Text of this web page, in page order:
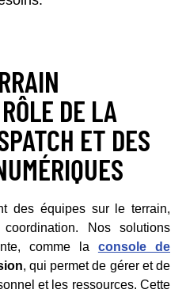
DE LA
ET DES
des équipes sur le terrain,
Nos solutions
comme la console de
, qui permet de gérer et de
et les ressources. Cette